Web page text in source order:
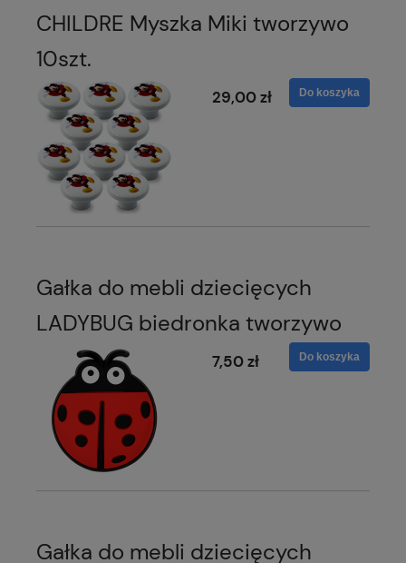
CHILDRE Myszka Miki tworzywo
10szt.
29,00 zł Do koszyka
Gałka do mebli dziecięcych
LADYBUG biedronka tworzywo
7,50 zł Do koszyka
Gałka do mebli dziecięcych